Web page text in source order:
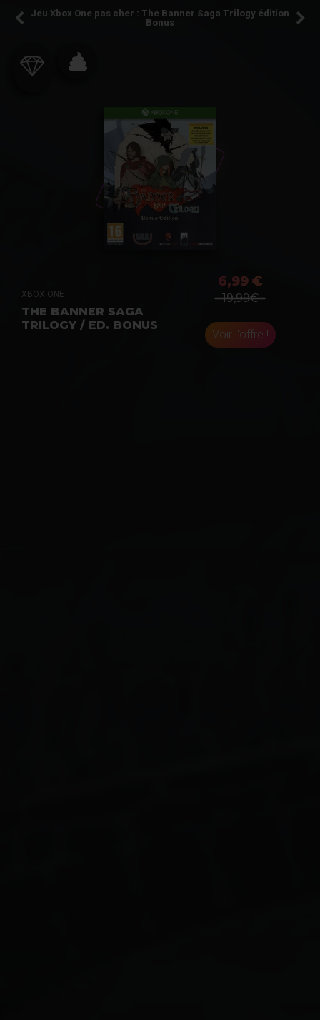
Jeu Xbox One pas cher : The Banner Saga Trilogy édition
Bonus
XBOX ONE
THE BANNER SAGA
TRILOGY / ED. BONUS
6,99 €
19,99€
Voir l'offre !